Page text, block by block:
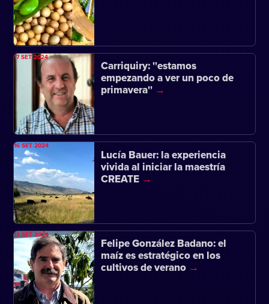
Carriquiry: ''estamos
empezando a ver un poco de
primavera''
17 SET 2024
Lucía Bauer: la experiencia
vivida al iniciar la maestría
CREATE
16 SET 2024
Felipe González Badano: el
maíz es estratégico en los
cultivos de verano
13 SET 2024